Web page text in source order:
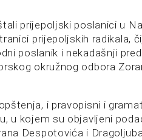
prijepoljski poslanici u
prijepoljskih radikala,
poslanik i nekadašnji
okružnog odbora
i pravopisni i
u kojem su objavljeni
Despotovića i